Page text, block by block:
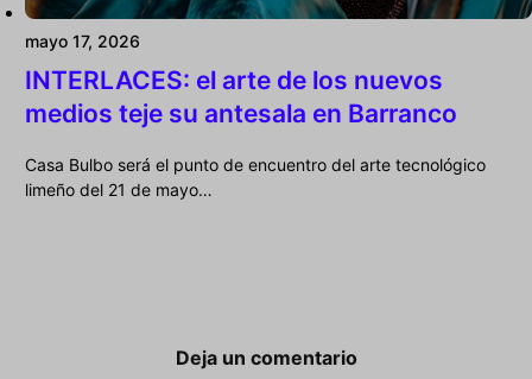
mayo 17, 2026
INTERLACES: el arte de los nuevos
medios teje su antesala en Barranco
Casa Bulbo será el punto de encuentro del arte tecnológico
limeño del 21 de mayo…
Deja un comentario